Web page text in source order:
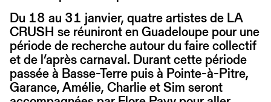
Du 18 au 31 janvier, quatre artistes de LA
CRUSH se réuniront en Guadeloupe pour une
période de recherche autour du faire collectif
et de l’après carnaval. Durant cette période
passée à Basse-Terre puis à Pointe-à-Pitre,
Garance, Amélie, Charlie et Sim seront